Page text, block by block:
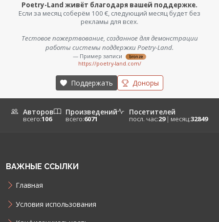
Poetry-Land живёт благодаря вашей поддержке.
Если за месяц соберём 100 €, следующий месяц будет без
рекламы для всех.
Тестовое пожертвование, созданное для демонстрации
работы системы поддержки Poetry-Land.
— Пример записи bronze
https://poetry-land.com/
Поддержать Доноры
Авторов
всего:106
Произведений
всего:6071
Посетителей
посл. час:29 | месяц:32849
ВАЖНЫЕ ССЫЛКИ
Главная
Условия использования